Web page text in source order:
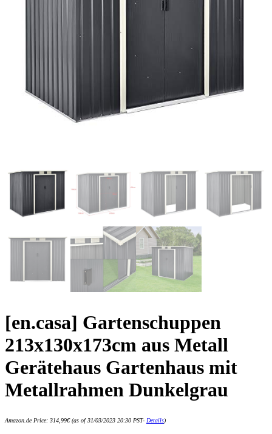
[en.casa] Gartenschuppen
213x130x173cm aus Metall
Gerätehaus Gartenhaus mit
Metallrahmen Dunkelgrau
Amazon.de Price: 314,99€(as of 31/03/2023 20:30 PST- Details)